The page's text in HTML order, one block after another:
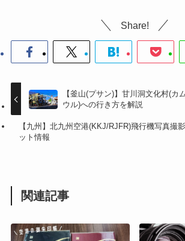
Share!
【釜山(プサン)】甘川洞文化村(カ
ウル)への行き方を解説
【九州】北九州空港(KKJ/RJFR)飛行機写真撮
ット情報
関連記事